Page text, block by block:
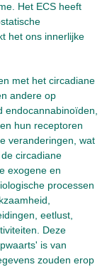
Het ECS heeft
het ons innerlijke
met het circadiane
andere op
endocannabinoïden,
hun receptoren
veranderingen, wat
circadiane
exogene en
processen
eetlust,
Deze
is van
zouden erop